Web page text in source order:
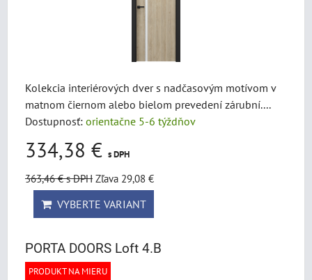
Kolekcia interiérových dver s nadčasovým motívom v
matnom čiernom alebo bielom prevedení zárubní....
Dostupnosť: orientačne 5-6 týždňov
334,38 € s DPH
363,46 €s DPH Zľava 29,08 €
VYBERTE VARIANT
PORTA DOORS Loft 4.B
PRODUKT NA MIERU